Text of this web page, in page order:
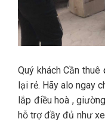
Quý khách Cần thuê
lại rẻ. Hãy alo ngay
lắp điều hoà ,
hỗ trợ đầy đủ như